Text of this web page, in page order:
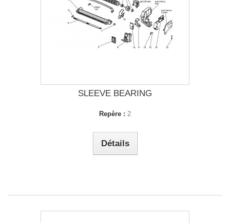
SLEEVE BEARING
Repère : 2
Détails